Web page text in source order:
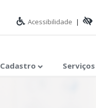
Acessibilidade |
Cadastro Serviços